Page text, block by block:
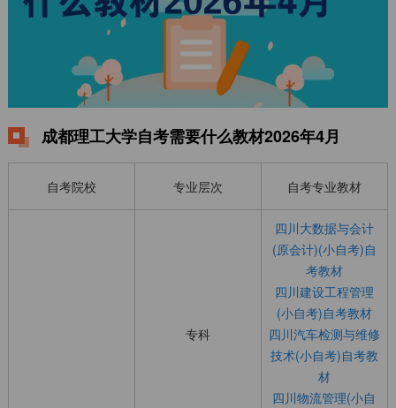
成都理工大学自考需要什么教材2026年4月
自考院校 专业层次 自考专业教材
专科
四川大数据与会计
(原会计)(小自考)自
考教材
四川建设工程管理
(小自考)自考教材
四川汽车检测与维修
技术(小自考)自考教
材
四川物流管理(小自